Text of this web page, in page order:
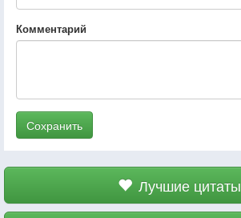
Комментарий
Сохранить
Лучшие цитаты